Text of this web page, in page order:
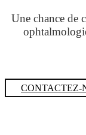
Une chance de
CONTACTEZ-